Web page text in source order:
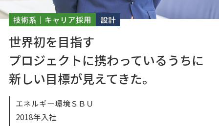
技術系｜キャリア採用 設計
世界初を目指す
プロジェクトに携わっているうちに
新しい目標が見えてきた。
エネルギー環境ＳＢＵ
2018年入社